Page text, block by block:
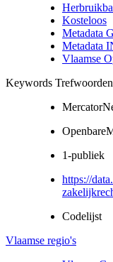
Kosteloos
Metadata
Metadata
Vlaamse
Keywords Trefwoorden
1-publiek
https://
Codelijst
Vlaamse regio's